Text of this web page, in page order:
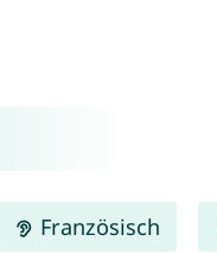
Französisch